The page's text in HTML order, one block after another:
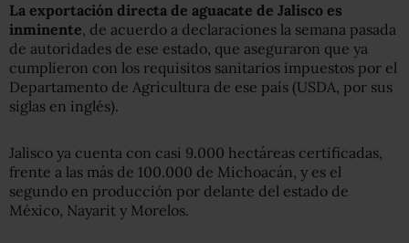
La exportación directa de aguacate de Jalisco es
inminente, de acuerdo a declaraciones la semana pasada
de autoridades de ese estado, que aseguraron que ya
cumplieron con los requisitos sanitarios impuestos por el
Departamento de Agricultura de ese país (USDA, por sus
siglas en inglés).
Jalisco ya cuenta con casi 9.000 hectáreas certificadas,
frente a las más de 100.000 de Michoacán, y es el
segundo en producción por delante del estado de
México, Nayarit y Morelos.